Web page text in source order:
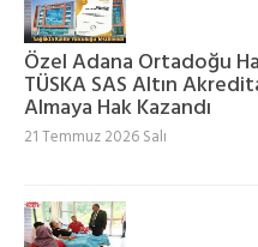
Özel Adana Ortadoğu
TÜSKA SAS Altın
Almaya Hak Kazandı
21 Temmuz 2026 Salı